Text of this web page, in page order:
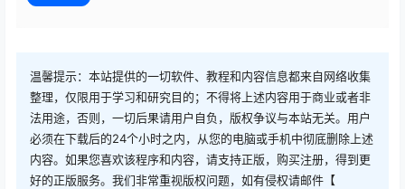
温馨提示：本站提供的一切软件、教程和内容信息都来自网络收集
整理，仅限用于学习和研究目的；不得将上述内容用于商业或者非
法用途，否则，一切后果请用户自负，版权争议与本站无关。用户
必须在下载后的24个小时之内，从您的电脑或手机中彻底删除上述
内容。如果您喜欢该程序和内容，请支持正版，购买注册，得到更
好的正版服务。我们非常重视版权问题，如有侵权请邮件【